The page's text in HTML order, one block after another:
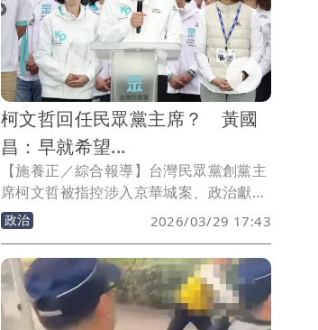
沒游泳的賴祥德到底是誰？
文哲燒聲吶喊引熱議
政治
柯文哲回任民眾黨主席？ 黃國
昌：早就希望...
【施養正／綜合報導】台灣民眾黨創黨主
席柯文哲被指控涉入京華城案、政治獻金
案，一審遭重判17年徒刑、褫奪公權6
年。現任主席黃國昌29日號召支持者赴凱
達格蘭大道集結。被問到柯文哲是否會重
回黨主席，黃國昌表示，「我早就希望老
大回來接任黨主席」。
政治 2026/03/29 17:43